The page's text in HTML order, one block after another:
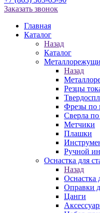
Заказать звонок
Главная
Каталог
Назад
Каталог
Назад
Резцы
Фрезы по
Сверла
Метчики
Плашки
Ручной
Оснастка для
Назад
Оснастка
Оправки
Цанги